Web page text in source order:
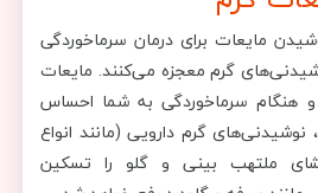
مایعات برای درمان سرماخوردگی
گرم معجزه می‌کنند. مایعات
هنگام سرماخوردگی به شما احساس
گرم دارویی (مانند انواع
ملتهب بینی و گلو را تسکین